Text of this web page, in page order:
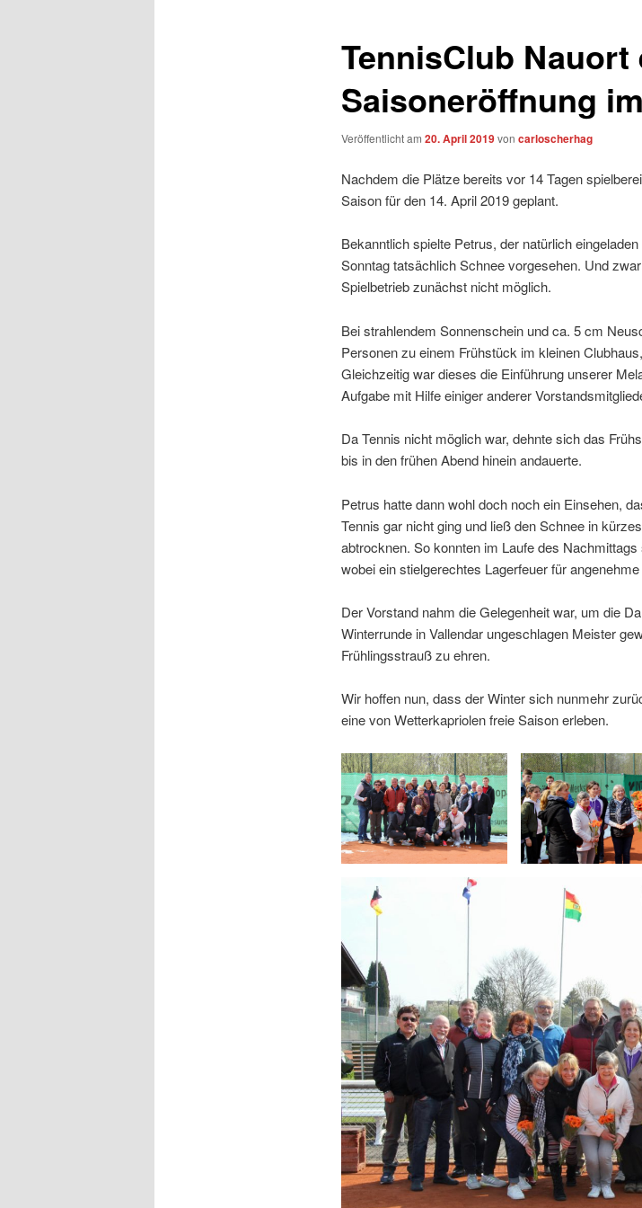
TennisClub Nauort
Saisoneröffnung
Veröffentlicht am 20. April 2019von carloscherhag
Nachdem die Plätze bereits vor 14 Tagen
Saison für den 14. April 2019 geplant.
Bekanntlich spielte Petrus, der natürlich
Sonntag tatsächlich Schnee vorgesehen. Und
Spielbetrieb zunächst nicht möglich.
Bei strahlendem Sonnenschein und ca. 5 cm
Personen zu einem Frühstück im kleinen
Gleichzeitig war dieses die Einführung unserer
Aufgabe mit Hilfe einiger anderer
Da Tennis nicht möglich war, dehnte sich das
bis in den frühen Abend hinein andauerte.
Petrus hatte dann wohl doch noch ein Einsehen,
Tennis gar nicht ging und ließ den Schnee in
abtrocknen. So konnten im Laufe des
wobei ein stielgerechtes Lagerfeuer für
Der Vorstand nahm die Gelegenheit war, um die
Winterrunde in Vallendar ungeschlagen Meister
Frühlingsstrauß zu ehren.
Wir hoffen nun, dass der Winter sich nunmehr
eine von Wetterkapriolen freie Saison erleben.